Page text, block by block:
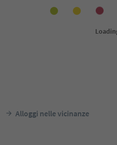
Alloggi nelle vicinanze